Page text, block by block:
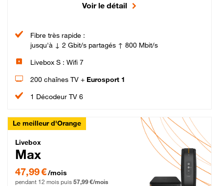
Voir le détail
Fibre très rapide :
jusqu'à ↓ 2 Gbit/s partagés ↑ 800 Mbit/s
Livebox S : Wifi 7
200 chaînes TV + Eurosport 1
1 Décodeur TV 6
Le meilleur d'Orange
Livebox Max Fibre
Livebox
Max
47,99 € par mois pendant 12 mois puis 57,99 € par mois, Engagement 12 mois
47,99 €/mois
pendant 12 mois puis 57,99 €/mois